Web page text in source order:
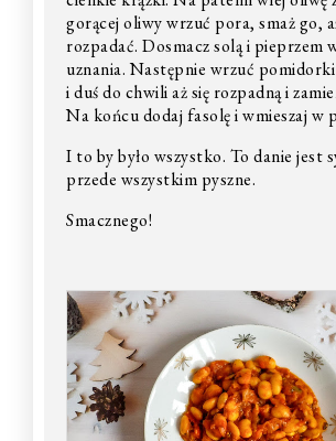
gorącej oliwy wrzuć pora, smaż go,
rozpadać. Dosmacz solą i pieprzem
uznania. Następnie wrzuć
i duś do chwili aż się rozpadną i
Na końcu dodaj fasolę i wmieszaj w
I to by było wszystko. To danie jest
przede wszystkim pyszne.
Smacznego!